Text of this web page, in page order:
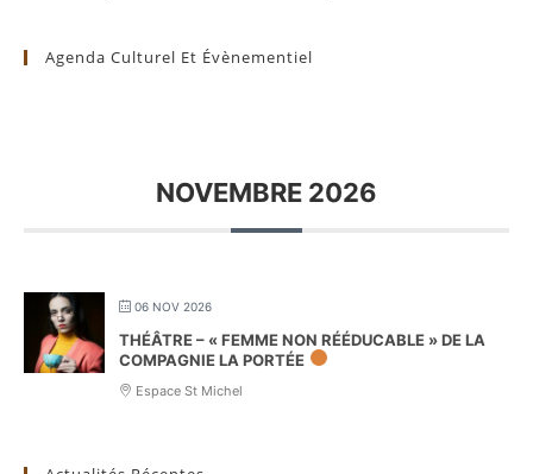
Agenda Culturel Et Évènementiel
NOVEMBRE 2026
06 NOV 2026
THÉÂTRE – « FEMME NON RÉÉDUCABLE » DE LA
COMPAGNIE LA PORTÉE
Espace St Michel